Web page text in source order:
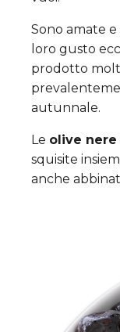
Sono amate
loro gusto
prodotto
autunnale.
Le olive nere
squisite
anche